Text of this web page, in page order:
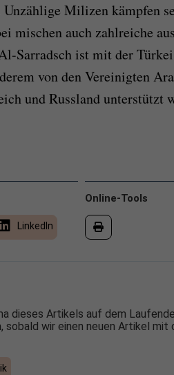
Unzählige Milizen kämpfen
mischen auch zahlreiche
Sarradsch ist mit der
von den Vereinigten
und Russland unterstützt
Online-Tools
LinkedIn
dieses Artikels auf dem
sobald wir einen neuen Artikel mit